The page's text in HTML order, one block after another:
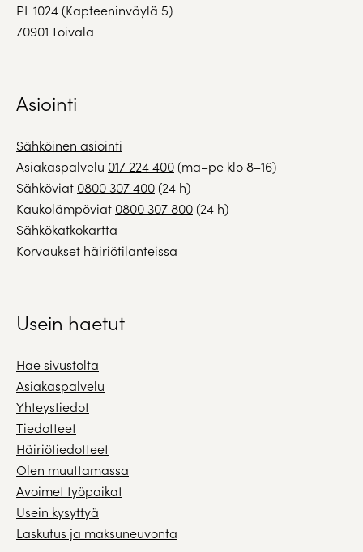
PL 1024 (Kapteeninväylä 5)
70901 Toivala
Asiointi
Sähköinen asiointi
Asiakaspalvelu 017 224 400(ma–pe klo 8–16)
Sähköviat 0800 307 400(24 h)
Kaukolämpöviat 0800 307 800(24 h)
Sähkökatkokartta
Korvaukset häiriötilanteissa
Usein haetut
Hae sivustolta
Asiakaspalvelu
Yhteystiedot
Tiedotteet
Häiriötiedotteet
Olen muuttamassa
Avoimet työpaikat
Usein kysyttyä
Laskutus ja maksuneuvonta